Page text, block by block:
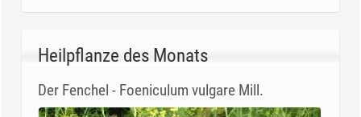
Heilpflanze des Monats
Der Fenchel - Foeniculum vulgare Mill.